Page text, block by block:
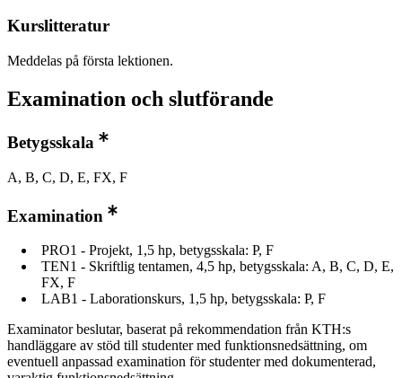
Kurslitteratur
Meddelas på första lektionen.
Examination och slutförande
Betygsskala
A, B, C, D, E, FX, F
Examination
PRO1 - Projekt, 1,5 hp, betygsskala: P, F
TEN1 - Skriftlig tentamen, 4,5 hp, betygsskala: A, B, C, D, E,
FX, F
LAB1 - Laborationskurs, 1,5 hp, betygsskala: P, F
Examinator beslutar, baserat på rekommendation från KTH:s
handläggare av stöd till studenter med funktionsnedsättning, om
eventuell anpassad examination för studenter med dokumenterad,